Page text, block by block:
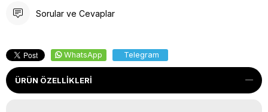
Sorular ve Cevaplar
WhatsApp Telegram
ÜRÜN ÖZELLIKLERI